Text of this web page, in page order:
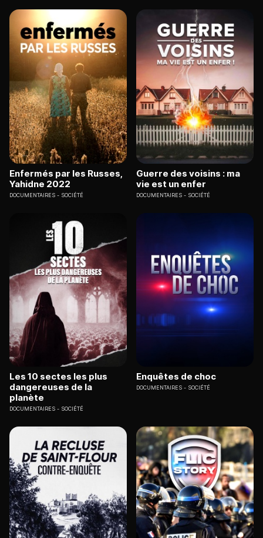
Enfermés par les Russes,
Yahidne 2022
DOCUMENTAIRES SOCIÉTÉ
Guerre des voisins : ma
vie est un enfer
DOCUMENTAIRES SOCIÉTÉ
Les 10 sectes les plus
dangereuses de la
planète
DOCUMENTAIRES SOCIÉTÉ
Enquêtes de choc
DOCUMENTAIRES SOCIÉTÉ